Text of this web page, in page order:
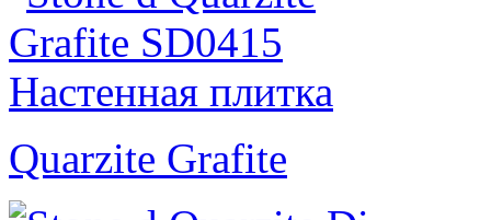
Quarzite Grafite